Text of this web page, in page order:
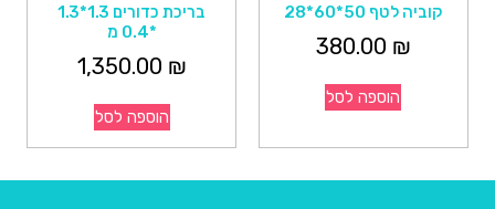
קוביה לטף 50*60*28
380.00 ₪
הוספה לסל
בריכת כדורים 1.3*1.3
*0.4 מ
1,350.00 ₪
הוספה לסל